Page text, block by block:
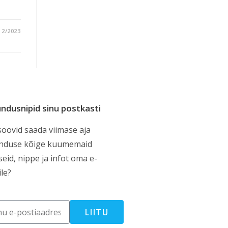
2023
sinu postkasti
saada viimase aja
kõige kuumemaid
nippe ja infot oma e-
LIITU